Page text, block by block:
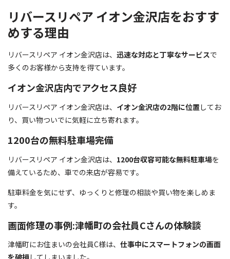
リバースリペア イオン金沢店をおすす
めする理由
リバースリペア イオン金沢店は、 迅速な対応と丁寧なサービスで
多くのお客様から支持を得ています。
イオン金沢店内でアクセス良好
リバースリペア イオン金沢店は、 イオン金沢店の2階に位置 してお
り、買い物ついでに気軽に立ち寄れます。
1200台の無料駐車場完備
リバースリペア イオン金沢店は、 1200台収容可能な無料駐車場を
備えているため、車での来店が容易です。
駐車料金を気にせず、ゆっくりと修理の相談や買い物を楽しめま
す。
画面修理の事例:津幡町の会社員Cさんの体験談
津幡町にお住まいの会社員C様は、 仕事中にスマートフォンの画面